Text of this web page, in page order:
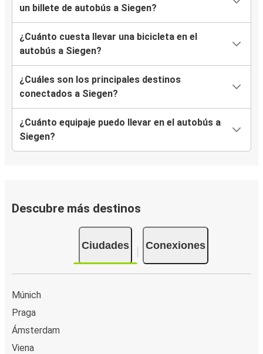
un billete de autobús a Siegen?
¿Cuánto cuesta llevar una bicicleta en el
autobús a Siegen?
¿Cuáles son los principales destinos
conectados a Siegen?
¿Cuánto equipaje puedo llevar en el autobús a
Siegen?
Descubre más destinos
Ciudades Conexiones
Múnich
Praga
Ámsterdam
Viena